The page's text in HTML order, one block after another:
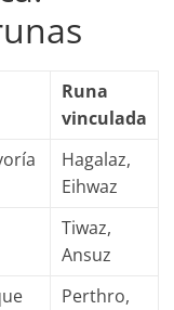
Runa
vinculada
Hagalaz,
Eihwaz
Tiwaz,
Ansuz
Perthro,